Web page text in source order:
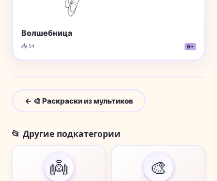
Волшебница
📥 54 6+
← 🎨 Раскраски из мультиков
📂 Другие подкатегории
👼 🎨